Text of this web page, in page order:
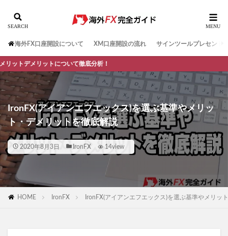
海外FX口座開設について XM口座開設の流れ サインツールプレセント
いて徹底分析！
IronFX(アイアンエフエックス)を選ぶ基準やメリッ
ト・デメリットを徹底解説
2020年8月3日 IronFX 14view
HOME IronFX IronFX(アイアンエフエックス)を選ぶ基準やメリッ